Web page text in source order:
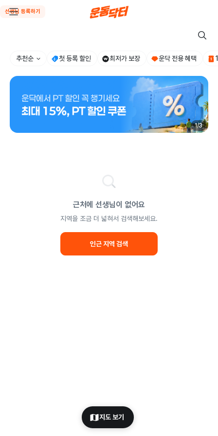
선생님 등록하기
추천순 첫 등록 할인 최저가 보장 운닥 전용 혜택
지도 보기
1/3
근처에 선생님이 없어요
지역을 조금 더 넓혀서 검색해보세요.
인근 지역 검색